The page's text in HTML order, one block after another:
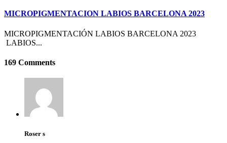
MICROPIGMENTACION LABIOS BARCELONA 2023
MICROPIGMENTACIÓN LABIOS BARCELONA 2023
LABIOS...
169 Comments
Roser s